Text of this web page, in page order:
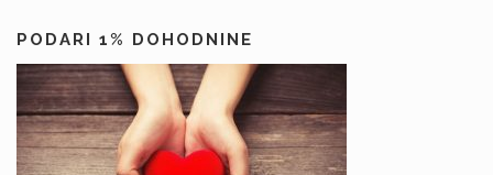
PODARI 1% DOHODNINE